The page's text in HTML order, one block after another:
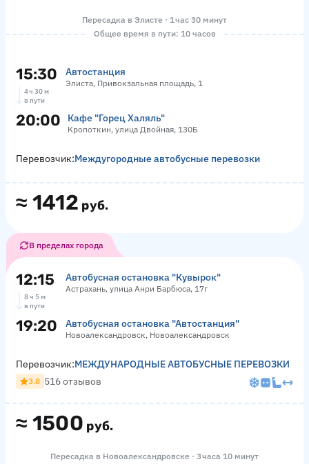
Пересадка в Элисте · 1 час 30 минут
Общее время в пути: 10 часов
15:30 Автостанция
Элиста, Привокзальная площадь, 1
4 ч 30 м
в пути
20:00 Кафе "Горец Халяль"
Кропоткин, улица Двойная, 130Б
≈ 1412 руб.
Перевозчик:Междугородные автобусные перевозки
В пределах города
12:15 Автобусная остановка "Кувырок"
Астрахань, улица Анри Барбюса, 17г
8 ч 5 м
в пути
19:20 Автобусная остановка "Автостанция"
Новоалександровск, Новоалександровск
≈ 1500 руб.
Перевозчик:МЕЖДУНАРОДНЫЕ АВТОБУСНЫЕ ПЕРЕВОЗКИ
3.8 516 отзывов
Пересадка в Новоалександровске · 3 часа 10 минут